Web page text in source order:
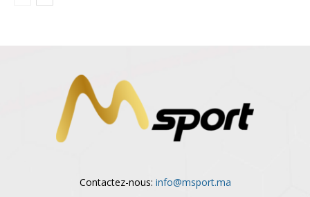
Contactez-nous: info@msport.ma